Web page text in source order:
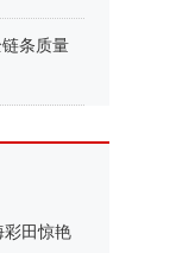
链条质量
彩田惊艳